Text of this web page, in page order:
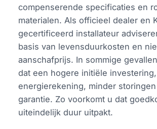
compenserende specificaties en
materialen. Als officieel dealer en
gecertificeerd installateur
basis van levensduurkosten en
aanschafprijs. In sommige
dat een hogere initiële
energierekening, minder
garantie. Zo voorkomt u dat
uiteindelijk duur uitpakt.